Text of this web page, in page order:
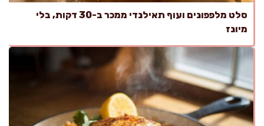
סלט מלפפונים ועוף תאילנדי ממכר ב-30 דקות, בלי
מיונז